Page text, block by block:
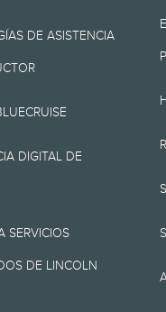
Lincoln es
destino/
cargos por
de
No
DE ASISTENCIA
DIGITAL DE
SERVICIOS
DE LINCOLN